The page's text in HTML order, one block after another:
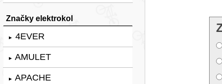
Značky elektrokol
► 4EVER
► AMULET
► APACHE